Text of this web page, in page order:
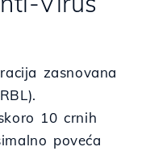
zasnovana
10 crnih
poveća